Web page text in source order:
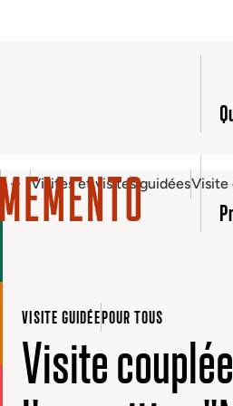
Visites et visites guidéesVisite
VISITE GUIDÉEPOUR TOUS
Visite